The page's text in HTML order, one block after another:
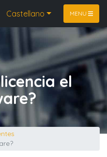
Castellano MENU
el